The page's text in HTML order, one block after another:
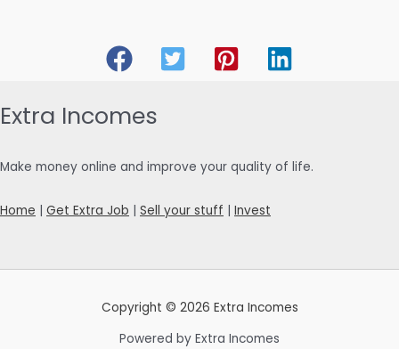
Extra Incomes
Make money online and improve your quality of life.
Home | Get Extra Job | Sell your stuff | Invest
Copyright © 2026 Extra Incomes
Powered by Extra Incomes